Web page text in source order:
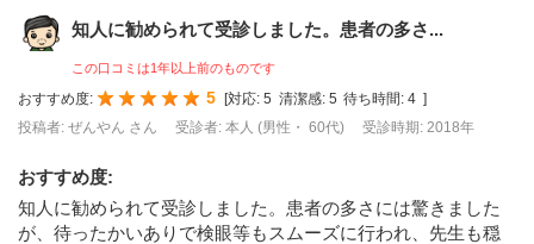
知人に勧められて受診しました。患者の多さ...
この口コミは1年以上前のものです
おすすめ度: 5 [対応: 5 清潔感: 5 待ち時間: 4 ]
投稿者: ぜんやん さん
受診者: 本人 (男性・ 60代) 受診時期: 2018年
おすすめ度:
知人に勧められて受診しました。患者の多さには驚きました
が、待ったかいありで検眼等もスムーズに行われ、先生も穏